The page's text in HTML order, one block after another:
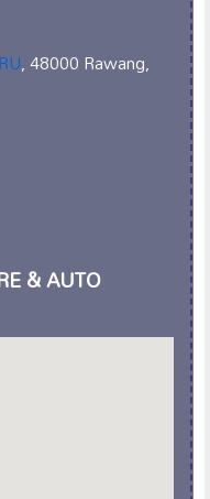
, 48000 Rawang,
& AUTO